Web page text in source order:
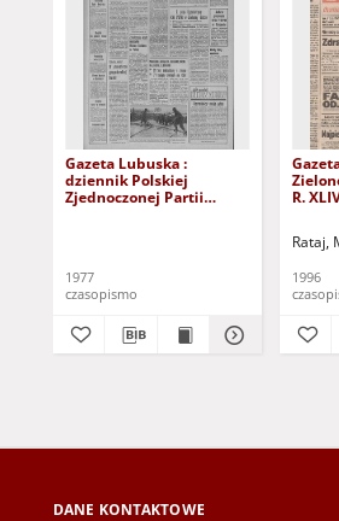
Gazeta Lubuska :
dziennik Polskiej
Zjednoczonej Partii
1977
czasopismo
R.
Rataj,
1996
DANE KONTAKTOWE